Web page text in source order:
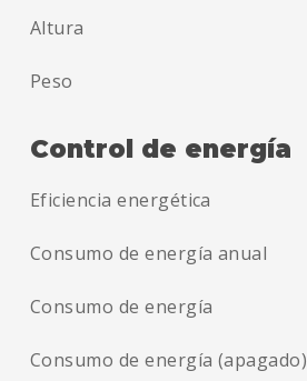
Altura
Peso
Control de energía
Eficiencia energética
Consumo de energía anual
Consumo de energía
Consumo de energía (apagado)